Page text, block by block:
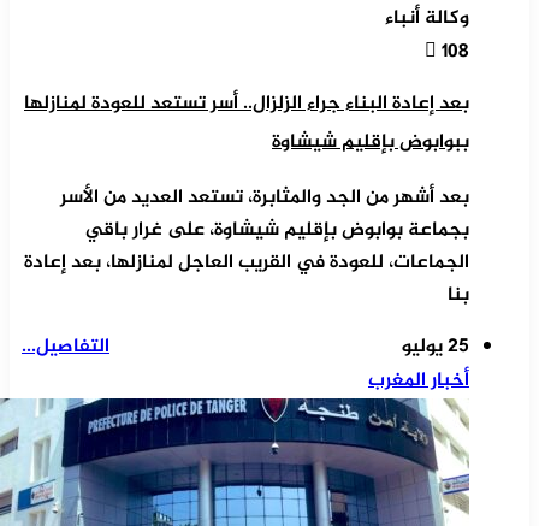
وكالة أنباء
108
بعد إعادة البناء جراء الزلزال.. أسر تستعد للعودة لمنازلها
ببوابوض بإقليم شيشاوة
بعد أشهر من الجد والمثابرة، تستعد العديد من الأسر
بجماعة بوابوض بإقليم شيشاوة، على غرار باقي
الجماعات، للعودة في القريب العاجل لمنازلها، بعد إعادة
بنا
التفاصيل...
25 يوليو
أخبار المغرب